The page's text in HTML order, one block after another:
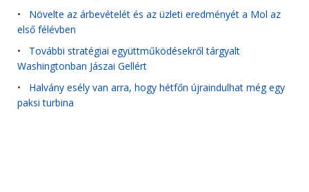
• Növelte az árbevételét és az üzleti eredményét a Mol az
első félévben
• További stratégiai együttműködésekről tárgyalt
Washingtonban Jászai Gellért
• Halvány esély van arra, hogy hétfőn újraindulhat még egy
paksi turbina